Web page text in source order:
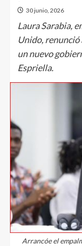
30 junio, 2026
Laura Sarabia,
Unido, renunció
un nuevo
Espriella.
Arrancóe el